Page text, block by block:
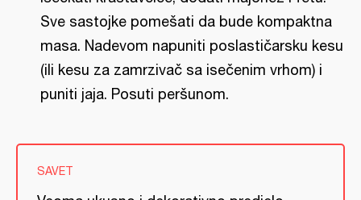
Sve sastojke pomešati da bude kompaktna
masa. Nadevom napuniti poslastičarsku kesu
(ili kesu za zamrzivač sa isečenim vrhom) i
puniti jaja. Posuti peršunom.
SAVET